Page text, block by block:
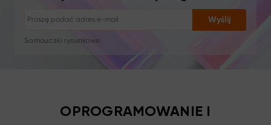
Wyślij
Twój e-mail jest używany wyłącznie do wysyłki żądanych treści
Samouczki rysunkowe
OPROGRAMOWANIE I